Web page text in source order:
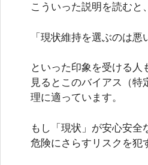
こういった説明を読むと、
「現状維持を選ぶのは悪
といった印象を受ける
見るとこのバイアス（
理に適っています。
もし「現状」が安心安
危険にさらすリスクを犯